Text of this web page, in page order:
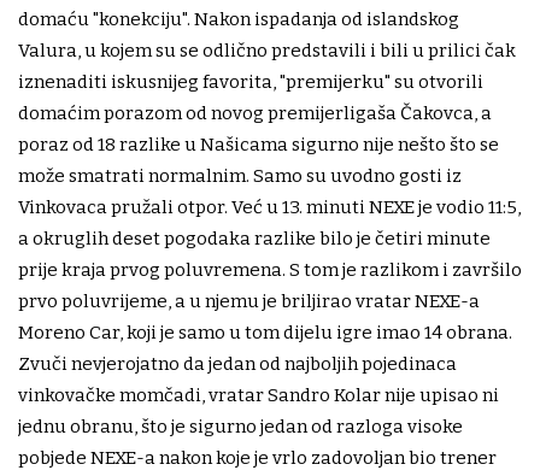
domaću "konekciju". Nakon ispadanja od islandskog
Valura, u kojem su se odlično predstavili i bili u prilici čak
iznenaditi iskusnijeg favorita, "premijerku" su otvorili
domaćim porazom od novog premijerligaša Čakovca, a
poraz od 18 razlike u Našicama sigurno nije nešto što se
može smatrati normalnim. Samo su uvodno gosti iz
Vinkovaca pružali otpor. Već u 13. minuti NEXE je vodio 11:5,
a okruglih deset pogodaka razlike bilo je četiri minute
prije kraja prvog poluvremena. S tom je razlikom i završilo
prvo poluvrijeme, a u njemu je briljirao vratar NEXE-a
Moreno Car, koji je samo u tom dijelu igre imao 14 obrana.
Zvuči nevjerojatno da jedan od najboljih pojedinaca
vinkovačke momčadi, vratar Sandro Kolar nije upisao ni
jednu obranu, što je sigurno jedan od razloga visoke
pobjede NEXE-a nakon koje je vrlo zadovoljan bio trener